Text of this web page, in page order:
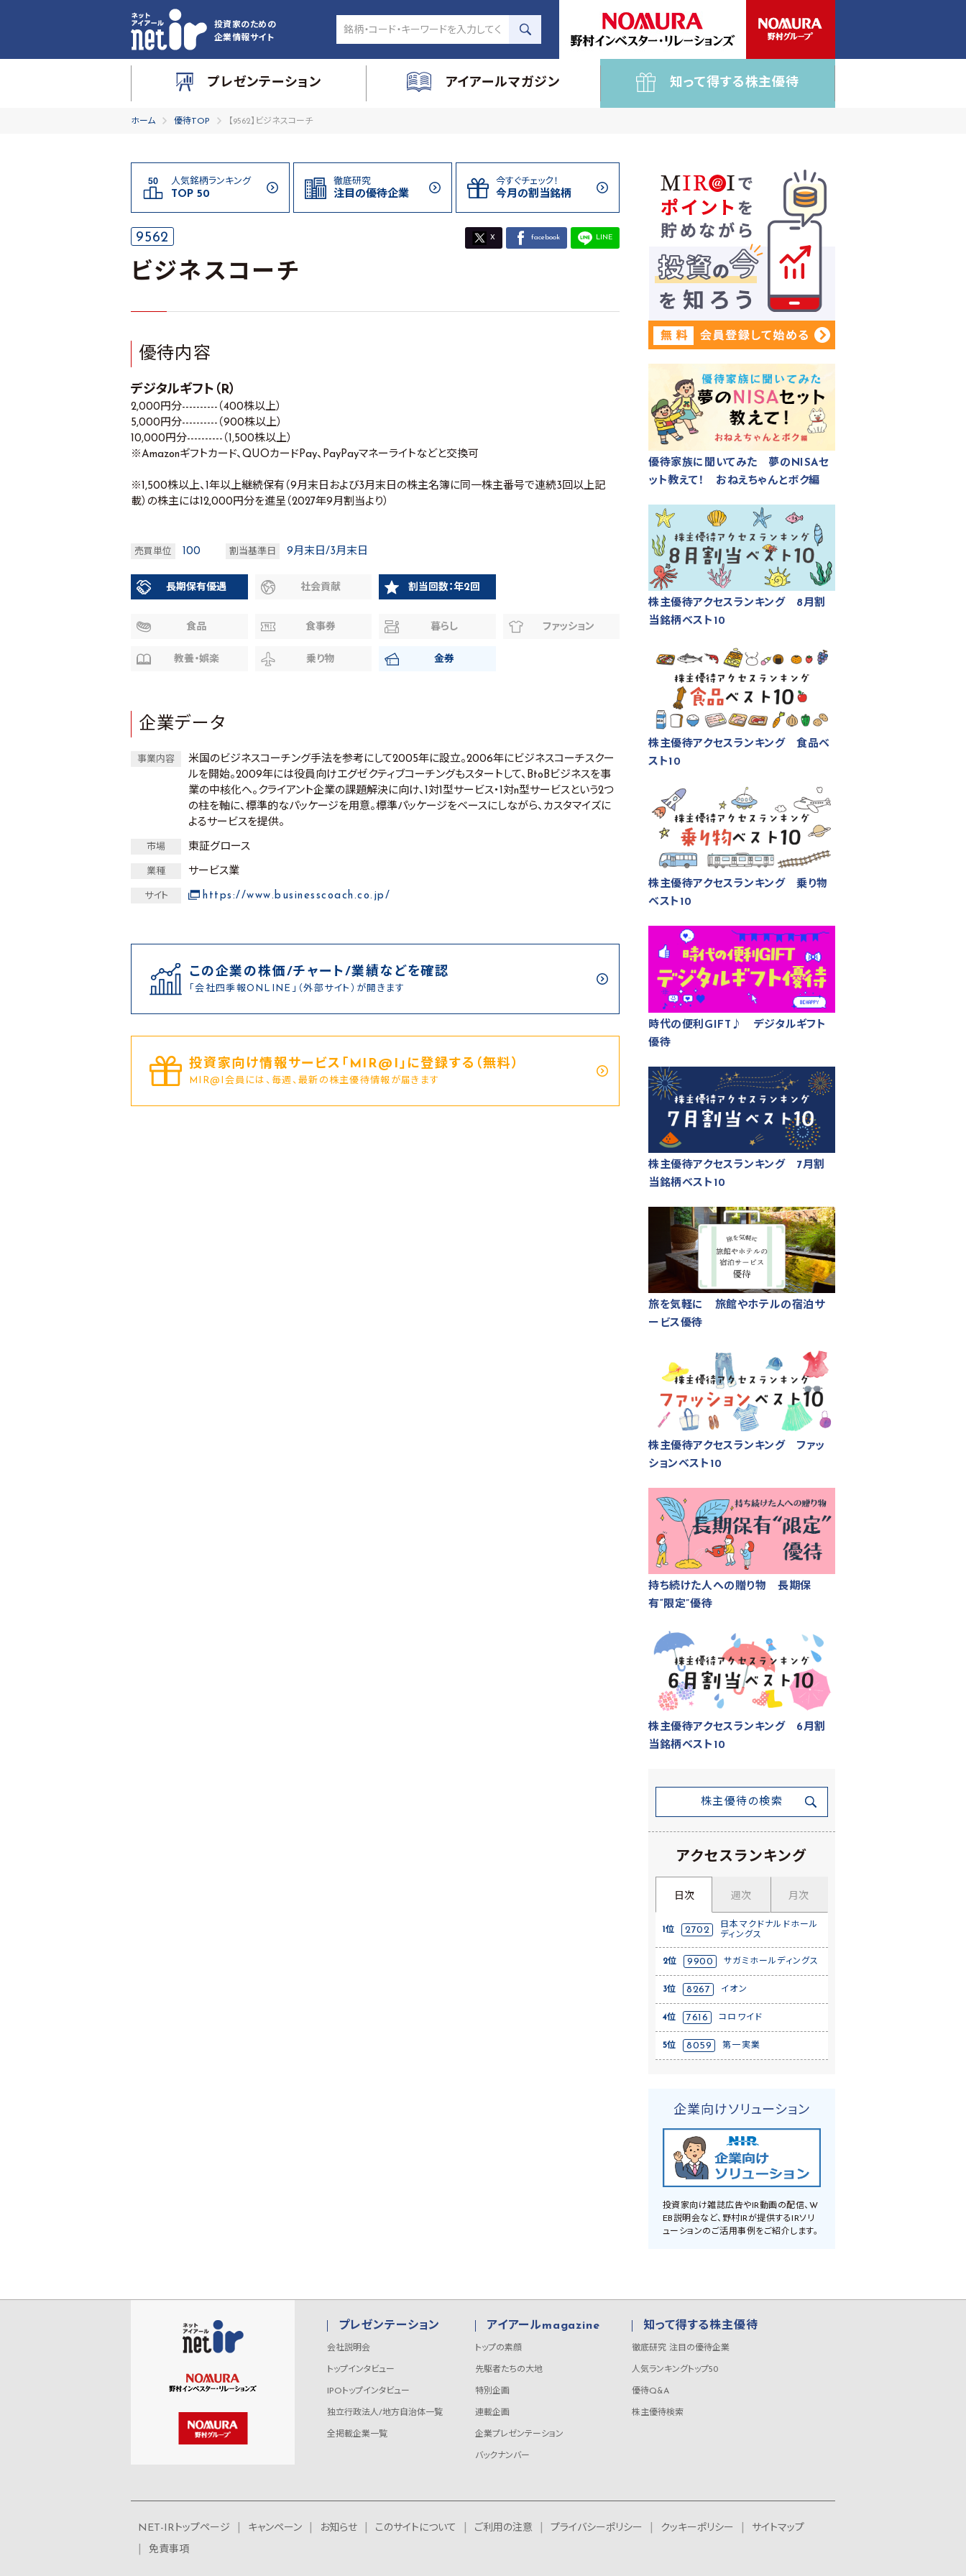
投資家のための
企業情報サイト
プレゼンテーション アイアールマガジン 知って得する株主優待
ホーム 優待TOP 【9562】ビジネスコーチ
人気銘柄ランキング
TOP 50
徹底研究
注目の優待企業
今すぐチェック！
今月の割当銘柄
9562 X facebook LINE
ビジネスコーチ
優待内容
デジタルギフト（R）
2,000円分----------（400株以上）
5,000円分----------（900株以上）
10,000円分----------（1,500株以上）
※Amazonギフトカード、QUOカードPay、PayPayマネーライトなどと交換可
※1,500株以上、1年以上継続保有（9月末日および3月末日の株主名簿に同一株主番号で連続3回以上記
載）の株主には12,000円分を進呈（2027年9月割当より）
売買単位 100 割当基準日 9月末日/3月末日
長期保有優遇 社会貢献 割当回数：年2回
食品 食事券 暮らし ファッション
教養・娯楽 乗り物 金券
企業データ
事業内容
米国のビジネスコーチング手法を参考にして2005年に設立。2006年にビジネスコーチスクー
ルを開始。2009年には役員向けエグゼクティブコーチングもスタートして、BtoBビジネスを事
業の中核化へ。クライアント企業の課題解決に向け、1対1型サービス・1対n型サービスという2つ
の柱を軸に、標準的なパッケージを用意。標準パッケージをベースにしながら、カスタマイズに
よるサービスを提供。
市場 東証グロース
業種 サービス業
サイト https://www.businesscoach.co.jp/
この企業の株価/チャート/業績などを確認
「会社四季報ONLINE」（外部サイト）が開きます
投資家向け情報サービス｢MIR@I｣に登録する（無料）
MIR@I会員には、毎週、最新の株主優待情報が届きます
優待家族に聞いてみた 夢のNISAセ
ット教えて！ おねえちゃんとボク編
株主優待アクセスランキング 8月割
当銘柄ベスト10
株主優待アクセスランキング 食品ベ
スト10
株主優待アクセスランキング 乗り物
ベスト10
時代の便利GIFT♪ デジタルギフト
優待
株主優待アクセスランキング 7月割
当銘柄ベスト10
旅を気軽に 旅館やホテルの宿泊サ
ービス優待
株主優待アクセスランキング ファッ
ションベスト10
持ち続けた人への贈り物 長期保
有“限定”優待
株主優待アクセスランキング 6月割
当銘柄ベスト10
株主優待の検索
アクセスランキング
日次 週次 月次
1位 2702
日本マクドナルドホール
ディングス
2位 9900 サガミホールディングス
3位 8267 イオン
4位 7616 コロワイド
5位 8059 第一実業
企業向けソリューション
投資家向け雑誌広告やIR動画の配信、W
EB説明会など、野村IRが提供するIRソリ
ューションのご活用事例をご紹介します。
プレゼンテーション
会社説明会
トップインタビュー
IPOトップインタビュー
独立行政法人/地方自治体一覧
全掲載企業一覧
アイアールmagazine
トップの素顔
先駆者たちの大地
特別企画
連載企画
企業プレゼンテーション
バックナンバー
知って得する株主優待
徹底研究 注目の優待企業
人気ランキングトップ50
優待Q&A
株主優待検索
NET-IRトップページ キャンペーン お知らせ このサイトについて ご利用の注意 プライバシーポリシー クッキーポリシー
サイトマップ
免責事項